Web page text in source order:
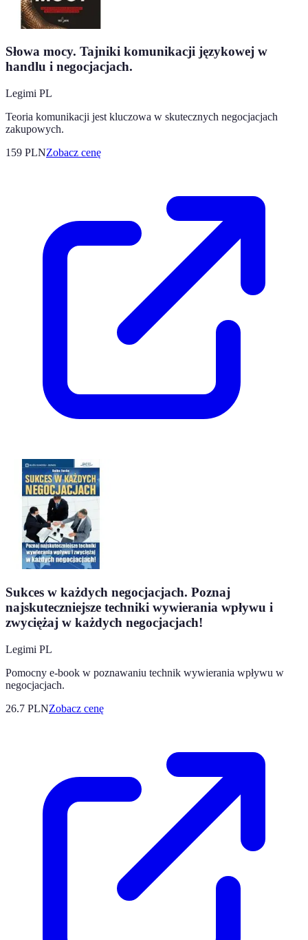
Słowa mocy. Tajniki komunikacji językowej w
handlu i negocjacjach.
Legimi PL
Teoria komunikacji jest kluczowa w skutecznych negocjacjach
zakupowych.
159 PLNZobacz cenę
Sukces w każdych negocjacjach. Poznaj
najskuteczniejsze techniki wywierania wpływu i
zwyciężaj w każdych negocjacjach!
Legimi PL
Pomocny e-book w poznawaniu technik wywierania wpływu w
negocjacjach.
26.7 PLNZobacz cenę